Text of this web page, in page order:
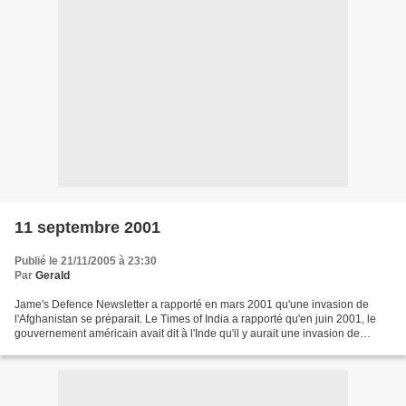
11 septembre 2001
Publié le 21/11/2005 à 23:30
Par Gerald
Jame's Defence Newsletter a rapporté en mars 2001 qu'une invasion de
l'Afghanistan se préparait. Le Times of India a rapporté qu'en juin 2001, le
gouvernement américain avait dit à l'Inde qu'il y aurait une invasion de